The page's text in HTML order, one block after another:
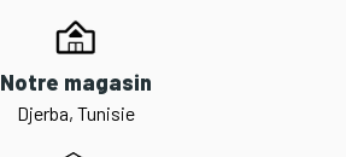
Notre magasin
Djerba, Tunisie